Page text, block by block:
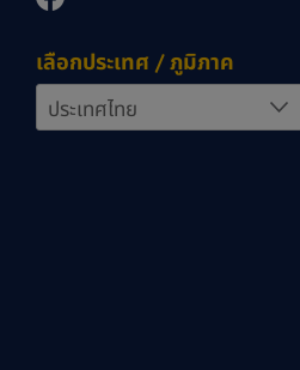
เลือกประเทศ / ภูมิภาค